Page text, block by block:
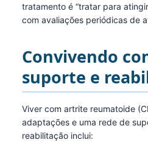
tratamento é “tratar para
com avaliações periódicas de
Convivendo
suporte e
Viver com artrite reumatoide
adaptações e uma rede de
reabilitação inclui: